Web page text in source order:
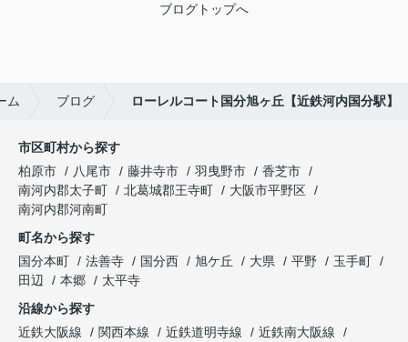
ブログトップへ
ム ブログ ローレルコート国分旭ヶ丘【近鉄河内国分駅】
市区町村から探す
柏原市
八尾市 藤井寺市 羽曳野市
香芝市
南河内郡太子町
北葛城郡王寺町
大阪市平野区
南河内郡河南町
町名から探す
国分本町
法善寺 国分西 旭ケ丘 大県 平野
玉手町
田辺
本郷
太平寺
沿線から探す
近鉄大阪線
関西本線 近鉄道明寺線
近鉄南大阪線